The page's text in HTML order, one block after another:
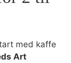
med kaffe
Art